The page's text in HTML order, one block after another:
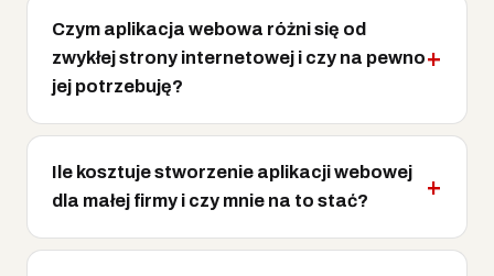
Czym aplikacja webowa różni się od
zwykłej strony internetowej i czy na pewno
jej potrzebuję?
Ile kosztuje stworzenie aplikacji webowej
dla małej firmy i czy mnie na to stać?